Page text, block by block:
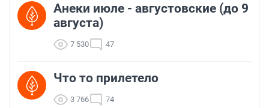
Анеки июле - августовские (до 9
августа)
7 530 47
Что то прилетело
3 766 74